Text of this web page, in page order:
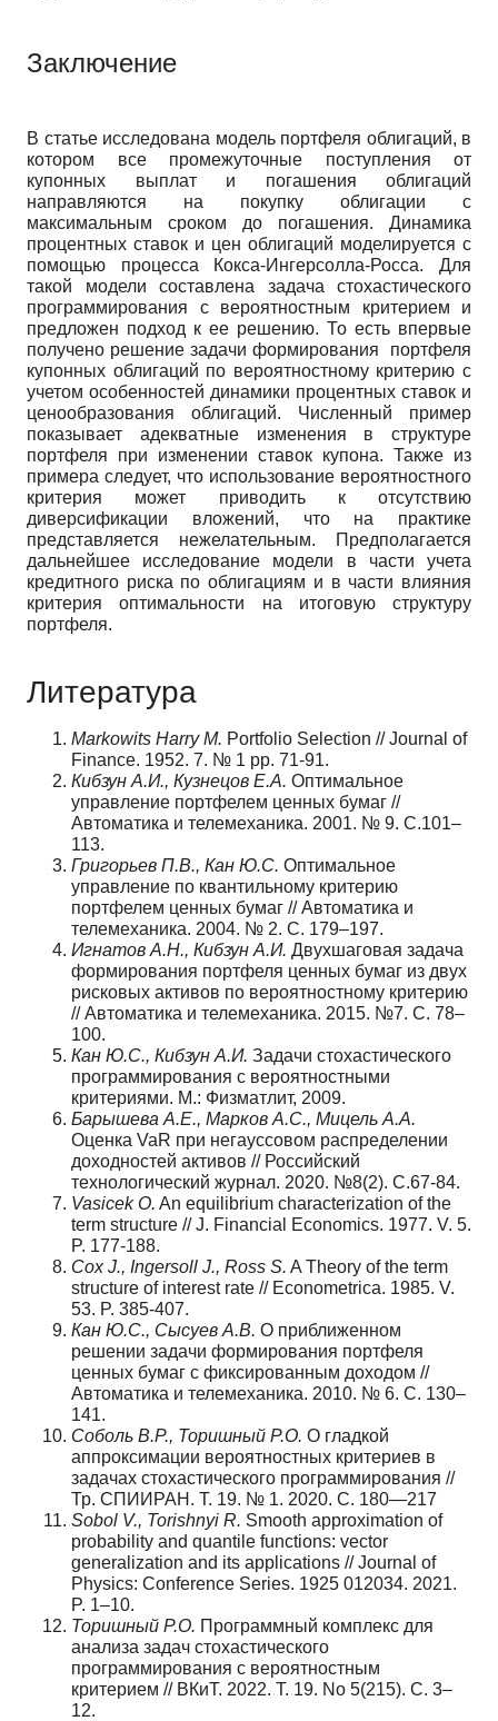
Заключение
В статье исследована модель портфеля облигаций, в
котором все промежуточные поступления от
купонных выплат и погашения облигаций
направляются на покупку облигации с
максимальным сроком до погашения. Динамика
процентных ставок и цен облигаций моделируется с
помощью процесса Кокса-Ингерсолла-Росса. Для
такой модели составлена задача стохастического
программирования с вероятностным критерием и
предложен подход к ее решению. То есть впервые
получено решение задачи формирования портфеля
купонных облигаций по вероятностному критерию с
учетом особенностей динамики процентных ставок и
ценообразования облигаций. Численный пример
показывает адекватные изменения в структуре
портфеля при изменении ставок купона. Также из
примера следует, что использование вероятностного
критерия может приводить к отсутствию
диверсификации вложений, что на практике
представляется нежелательным. Предполагается
дальнейшее исследование модели в части учета
кредитного риска по облигациям и в части влияния
критерия оптимальности на итоговую структуру
портфеля.
Литература
Markowits Harry M. Portfolio Selection // Journal of
Finance. 1952. 7. № 1 pp. 71-91.
Кибзун А.И., Кузнецов Е.А. Оптимальное
управление портфелем ценных бумаг //
Автоматика и телемеханика. 2001. № 9. С.101–
113.
Григорьев П.В., Кан Ю.С. Оптимальное
управление по квантильному критерию
портфелем ценных бумаг // Автоматика и
телемеханика. 2004. № 2. С. 179–197.
Игнатов А.Н., Кибзун А.И. Двухшаговая задача
формирования портфеля ценных бумаг из двух
рисковых активов по вероятностному критерию
// Автоматика и телемеханика. 2015. №7. С. 78–
100.
Кан Ю.С., Кибзун А.И. Задачи стохастического
программирования с вероятностными
критериями. М.: Физматлит, 2009.
Барышева А.Е., Марков А.С., Мицель А.А.
Оценка VaR при негауссовом распределении
доходностей активов // Российский
технологический журнал. 2020. №8(2). С.67-84.
Vasicek O. An equilibrium characterization of the
term structure // J. Financial Economics. 1977. V. 5.
P. 177-188.
Cox J., Ingersoll J., Ross S. A Theory of the term
structure of interest rate // Econometrica. 1985. V.
53. P. 385-407.
Кан Ю.С., Сысуев А.В. О приближенном
решении задачи формирования портфеля
ценных бумаг с фиксированным доходом //
Автоматика и телемеханика. 2010. № 6. С. 130–
141.
Соболь В.Р., Торишный Р.О. О гладкой
аппроксимации вероятностных критериев в
задачах стохастического программирования //
Тр. СПИИРАН. Т. 19. № 1. 2020. С. 180—217
Sobol V., Torishnyi R. Smooth approximation of
probability and quantile functions: vector
generalization and its applications // Journal of
Physics: Conference Series. 1925 012034. 2021.
P. 1–10.
Торишный Р.О. Программный комплекс для
анализа задач стохастического
программирования с вероятностным
критерием // ВКиТ. 2022. Т. 19. No 5(215). С. 3–
12.